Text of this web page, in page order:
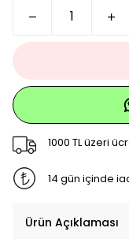
1000 TL üzeri
14 gün içinde
Ürün Açıklaması